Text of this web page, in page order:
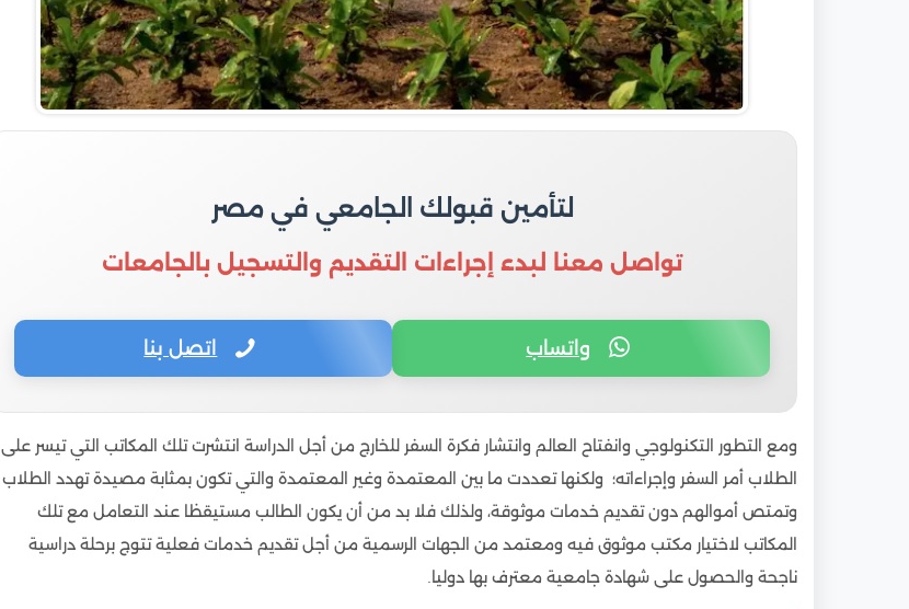
لتأمين قبولك الجامعي في مصر
تواصل معنا لبدء إجراءات التقديم والتسجيل بالجامعات
واتساب اتصل بنا
ومع التطور التكنولوجي وانفتاح العالم وانتشار فكرة السفر للخارج من أجل الدراسة انتشرت تلك المكاتب التي تيسر على
الطلاب أمر السفر وإجراءاته؛ ولكنها تعددت ما بين المعتمدة وغير المعتمدة والتي تكون بمثابة مصيدة تهدد الطلاب
وتمتص أموالهم دون تقديم خدمات موثوقة، ولذلك فلا بد من أن يكون الطالب مستيقظا عند التعامل مع تلك
المكاتب لاختيار مكتب موثوق فيه ومعتمد من الجهات الرسمية من أجل تقديم خدمات فعلية تتوج برحلة دراسية
ناجحة والحصول على شهادة جامعية معترف بها دوليا.